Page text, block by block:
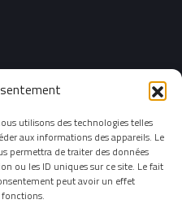
utilisons des technologies telles
aux informations des appareils. Le
permettra de traiter des données
ou les ID uniques sur ce site. Le fait
peut avoir un effet